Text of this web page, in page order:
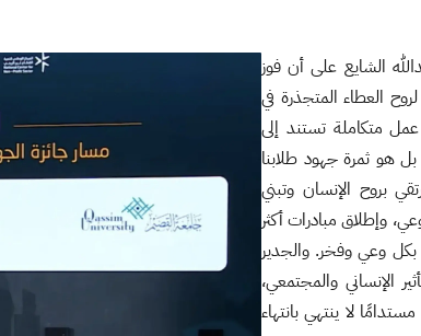
الشايع على أن فوز
2025 يعد ترجمة صادقة لروح العطاء المتجذرة في
متكاملة تستند إلى
هو ثمرة جهود طلابنا
بروح الإنسان وتبني
وإطلاق مبادرات أكثر
لوطنه بكل وعي وفخر. والجدير
الإنساني والمجتمعي،
لا ينتهي بانتهاء